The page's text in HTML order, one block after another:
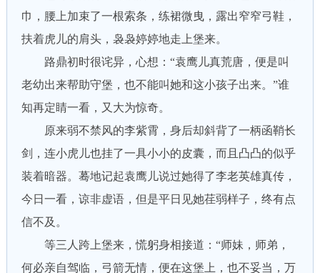
巾，腰上加束了一根索条，练裙微曳，露出窄窄弓鞋，
扶着虎儿的肩头，袅袅婷婷地走上堡来。
路鼎初时很诧异，心想：“袁鹰儿真荒唐，便是叫
老幼出来帮助守堡，也不能叫她和这小孩子出来。”谁
知再定睛一看，又大为惊奇。
原来弱不禁风的李紫霄，身后却斜背了一柄函鞘长
剑，连小虎儿也挂了一具小小的皮囊，而且凸凸的似乎
装着暗器。蓦地记起袁鹰儿说过她得了李老英雄真传，
今日一看，谅非虚语，但是平日见她荏弱样子，终有点
信不及。
等三人跨上堡来，慌躬身相接道：“师妹，师弟，
何必亲自驾临，弓箭无情，便在这堡上，也不妥当，万